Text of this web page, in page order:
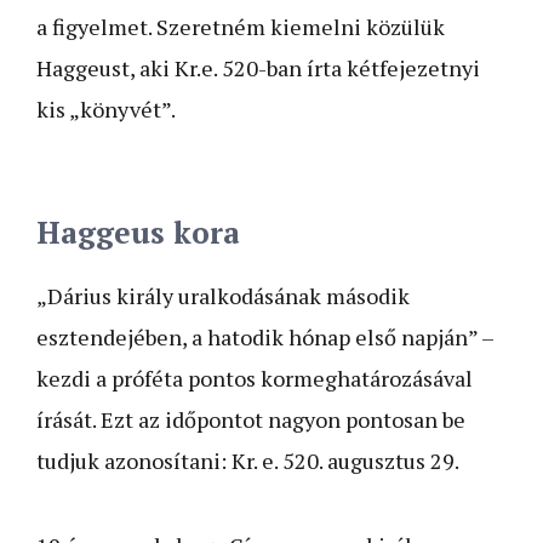
a figyelmet. Szeretném kiemelni közülük
Haggeust, aki Kr.e. 520-ban írta kétfejezetnyi
kis „könyvét”.
Haggeus kora
„Dárius király uralkodásának második
esztendejében, a hatodik hónap első napján” –
kezdi a próféta pontos kormeghatározásával
írását. Ezt az időpontot nagyon pontosan be
tudjuk azonosítani: Kr. e. 520. augusztus 29.